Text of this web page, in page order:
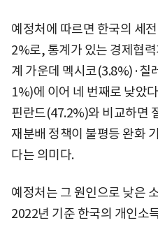
예정처에 따르면 한국의 세
2%로, 통계가 있는 경제협
계 가운데 멕시코(3.8%)·칠
1%)에 이어 네 번째로 낮았
핀란드(47.2%)와 비교하면
재분배 정책이 불평등 완화
다는 의미다.
예정처는 그 원인으로 낮은
2022년 기준 한국의 개인소